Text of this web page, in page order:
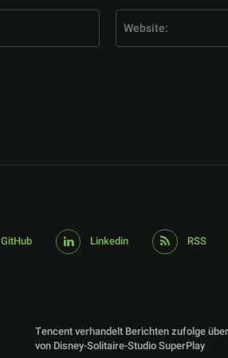
Mail:*
GitHub Linkedin RSS
Tencent verhandelt Berichten zufolge
von Disney-Solitaire-Studio SuperPlay